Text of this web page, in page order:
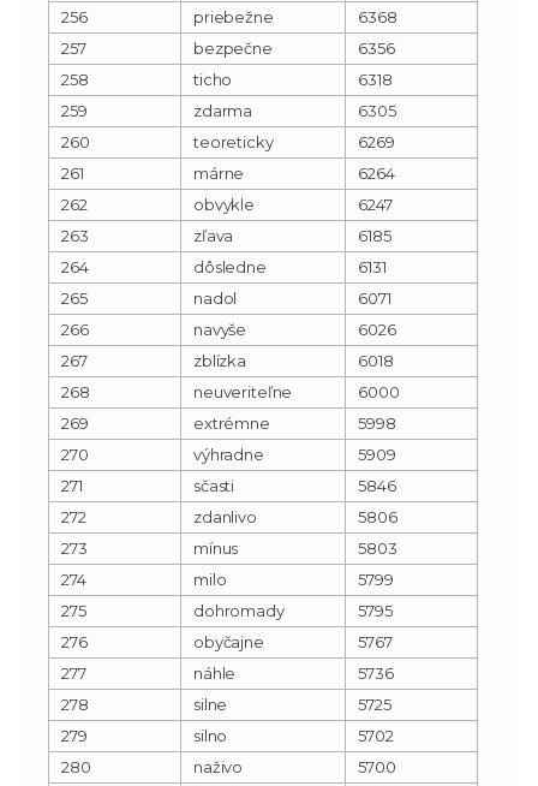
256
priebežne
6368
257
bezpečne
6356
258
ticho
6318
259
zdarma
6305
260
teoreticky
6269
261
márne
6264
262
obvykle
6247
263
zľava
6185
264
dôsledne
6131
265
nadol
6071
266
navyše
6026
267
zblízka
6018
268
neuveriteľne
6000
269
extrémne
5998
270
výhradne
5909
271
sčasti
5846
272
zdanlivo
5806
273
mínus
5803
274
milo
5799
275
dohromady
5795
276
obyčajne
5767
277
náhle
5736
278
silne
5725
279
silno
5702
280
naživo
5700